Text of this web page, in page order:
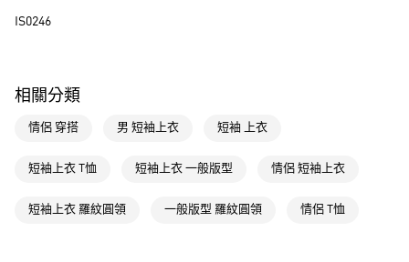
每筆NT$80，滿NT$1,500(含以上)免運費
付款後全家取貨
每筆NT$80，滿NT$1,500(含以上)免運費
IS0246
相關分類
情侶 穿搭 男 短袖上衣 短袖 上衣
短袖上衣 T恤 短袖上衣 一般版型 情侶 短袖上衣
短袖上衣 羅紋圓領 一般版型 羅紋圓領 情侶 T恤